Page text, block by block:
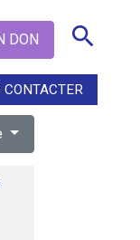
DON search
CONTACTER